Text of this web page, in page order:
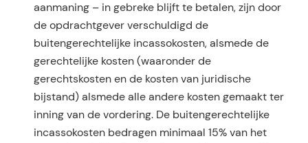
aanmaning – in gebreke blijft te betalen, zijn door
de op­drachtgever verschuldigd de
buitengerechtelijke incassokosten, alsmede de
gerechtelijke kosten (waaronder de
gerechtskosten en de kosten van juridische
bijstand) alsmede alle andere kosten ge­maakt ter
inning van de vordering. De buitengerechtelijke
incassokosten bedragen minimaal 15% van het